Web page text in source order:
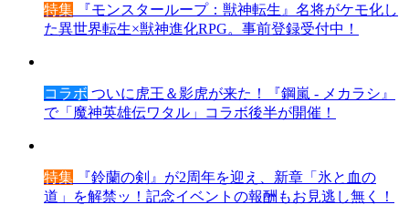
特集 『モンスターループ：獣神転生』名将がケモ化し
た異世界転生×獣神進化RPG。事前登録受付中！
コラボ ついに虎王＆影虎が来た！『鋼嵐 - メカラシ』
で「魔神英雄伝ワタル」コラボ後半が開催！
特集 『鈴蘭の剣』が2周年を迎え、新章「氷と血の
道」を解禁ッ！記念イベントの報酬もお見逃し無く！